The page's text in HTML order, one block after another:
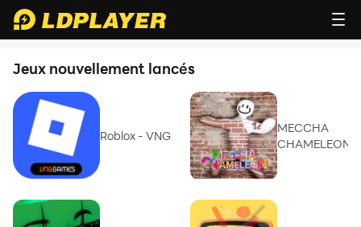
Jeux nouvellement lancés
Roblox - VNG
MECCHA
CHAMELEON